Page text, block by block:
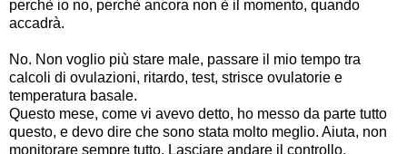
perchè io no, perchè ancora non è il momento, quando
accadrà.
No. Non voglio più stare male, passare il mio tempo tra
calcoli di ovulazioni, ritardo, test, strisce ovulatorie e
temperatura basale.
Questo mese, come vi avevo detto, ho messo da parte tutto
questo, e devo dire che sono stata molto meglio. Aiuta, non
monitorare sempre tutto. Lasciare andare il controllo,